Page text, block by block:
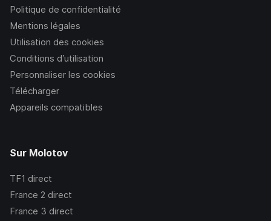
Politique de confidentialité
Mentions légales
Utilisation des cookies
Conditions d’utilisation
Personnaliser les cookies
Télécharger
Appareils compatibles
Sur Molotov
TF1 direct
France 2 direct
France 3 direct